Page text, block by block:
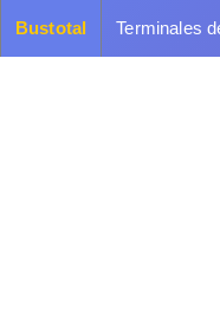
Bustotal Terminales